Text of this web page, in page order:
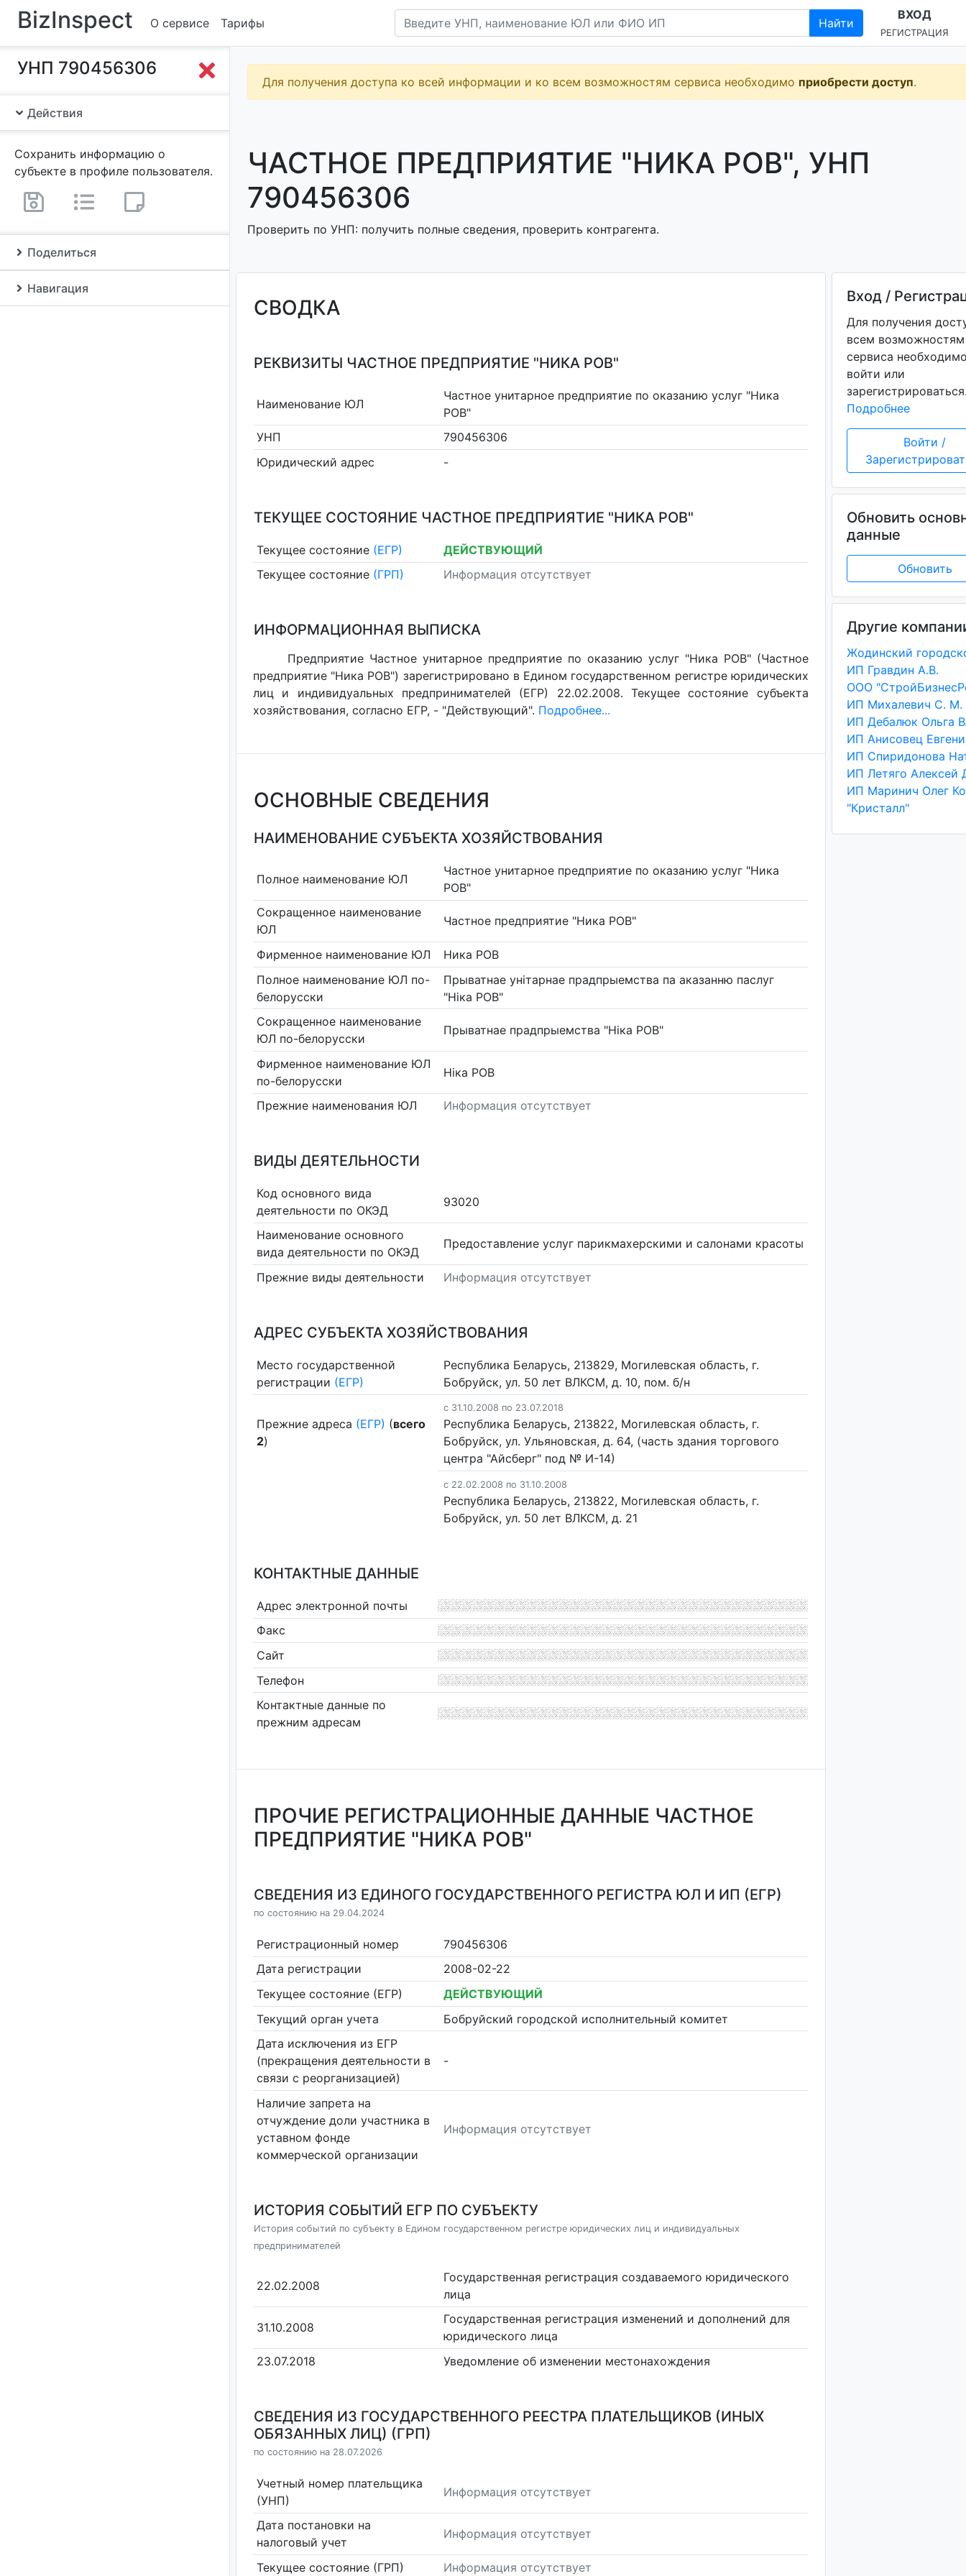
BizInspect О сервисе Тарифы Найти
ВХОД
РЕГИСТРАЦИЯ
УНП 790456306
Действия
Сохранить информацию о
субъекте в профиле пользователя.
Поделиться
Навигация
Для получения доступа ко всей информации и ко всем возможностям сервиса необходимо приобрести доступ.
ЧАСТНОЕ ПРЕДПРИЯТИЕ "НИКА РОВ", УНП
790456306
Проверить по УНП: получить полные сведения, проверить контрагента.
СВОДКА
РЕКВИЗИТЫ ЧАСТНОЕ ПРЕДПРИЯТИЕ "НИКА РОВ"
Наименование ЮЛ
Частное унитарное предприятие по оказанию услуг "Ника
РОВ"
УНП
790456306
Юридический адрес
-
ТЕКУЩЕЕ СОСТОЯНИЕ ЧАСТНОЕ ПРЕДПРИЯТИЕ "НИКА РОВ"
Текущее состояние (ЕГР)
ДЕЙСТВУЮЩИЙ
Текущее состояние (ГРП) Информация отсутствует
ИНФОРМАЦИОННАЯ ВЫПИСКА
Предприятие Частное унитарное предприятие по оказанию услуг "Ника РОВ" (Частное
предприятие "Ника РОВ") зарегистрировано в Едином государственном регистре юридических
лиц и индивидуальных предпринимателей (ЕГР) 22.02.2008. Текущее состояние субъекта
хозяйствования, согласно ЕГР, - "Действующий". Подробнее...
ОСНОВНЫЕ СВЕДЕНИЯ
НАИМЕНОВАНИЕ СУБЪЕКТА ХОЗЯЙСТВОВАНИЯ
Полное наименование ЮЛ
Частное унитарное предприятие по оказанию услуг "Ника
РОВ"
Сокращенное наименование
ЮЛ
Частное предприятие "Ника РОВ"
Фирменное наименование ЮЛ
Ника РОВ
Полное наименование ЮЛ по-
белорусски
Прыватнае унітарнае прадпрыемства па аказанню паслуг
"Ніка РОВ"
Сокращенное наименование
ЮЛ по-белорусски
Прыватнае прадпрыемства "Ніка РОВ"
Фирменное наименование ЮЛ
по-белорусски
Ніка РОВ
Прежние наименования ЮЛ Информация отсутствует
ВИДЫ ДЕЯТЕЛЬНОСТИ
Код основного вида
деятельности по ОКЭД
93020
Наименование основного
вида деятельности по ОКЭД
Предоставление услуг парикмахерскими и салонами красоты
Прежние виды деятельности Информация отсутствует
АДРЕС СУБЪЕКТА ХОЗЯЙСТВОВАНИЯ
Место государственной
регистрации (ЕГР)
Республика Беларусь, 213829, Могилевская область, г.
Бобруйск, ул. 50 лет ВЛКСМ, д. 10, пом. б/н
Прежние адреса (ЕГР) (всего
2)
c 31.10.2008 по 23.07.2018
Республика Беларусь, 213822, Могилевская область, г.
Бобруйск, ул. Ульяновская, д. 64, (часть здания торгового
центра "Айсберг" под № И-14)
c 22.02.2008 по 31.10.2008
Республика Беларусь, 213822, Могилевская область, г.
Бобруйск, ул. 50 лет ВЛКСМ, д. 21
КОНТАКТНЫЕ ДАННЫЕ
Адрес электронной почты
Факс
Сайт
Телефон
Контактные данные по
прежним адресам
ПРОЧИЕ РЕГИСТРАЦИОННЫЕ ДАННЫЕ ЧАСТНОЕ
ПРЕДПРИЯТИЕ "НИКА РОВ"
СВЕДЕНИЯ ИЗ ЕДИНОГО ГОСУДАРСТВЕННОГО РЕГИСТРА ЮЛ И ИП (ЕГР)
по состоянию на 29.04.2024
Регистрационный номер
790456306
Дата регистрации
2008-02-22
Текущее состояние (ЕГР)
ДЕЙСТВУЮЩИЙ
Текущий орган учета
Бобруйский городской исполнительный комитет
Дата исключения из ЕГР
(прекращения деятельности в
связи с реорганизацией)
-
Наличие запрета на
отчуждение доли участника в
уставном фонде
коммерческой организации
Информация отсутствует
ИСТОРИЯ СОБЫТИЙ ЕГР ПО СУБЪЕКТУ
История событий по субъекту в Едином государственном регистре юридических лиц и индивидуальных
предпринимателей
22.02.2008
Государственная регистрация создаваемого юридического
лица
31.10.2008
Государственная регистрация изменений и дополнений для
юридического лица
23.07.2018
Уведомление об изменении местонахождения
СВЕДЕНИЯ ИЗ ГОСУДАРСТВЕННОГО РЕЕСТРА ПЛАТЕЛЬЩИКОВ (ИНЫХ
ОБЯЗАННЫХ ЛИЦ) (ГРП)
по состоянию на 28.07.2026
Учетный номер плательщика
(УНП)
Информация отсутствует
Дата постановки на
налоговый учет
Информация отсутствует
Текущее состояние (ГРП) Информация отсутствует
Вход /
Для получения
всем возможностям
сервиса
войти или
Подробнее
Войти /
Обновить
данные
Обновить
Другие
ИП Гравдин А.В.
ООО
ИП Михалевич С. М.
"Кристалл"